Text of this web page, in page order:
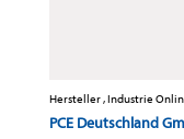
Hersteller , Industrie
PCE Deutschland